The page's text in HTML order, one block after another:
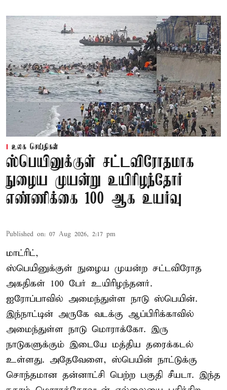
உலக செய்திகள்
ஸ்பெயினுக்குள் சட்டவிரோதமாக
நுழைய முயன்று உயிரிழந்தோர்
எண்ணிக்கை 100 ஆக உயர்வு
Published on: 07 Aug 2026, 2:17 pm
மாட்ரிட்,
ஸ்பெயினுக்குள் நுழைய முயன்ற சட்டவிரோத
அகதிகள் 100 பேர் உயிரிழந்தனர்.
ஐரோப்பாவில் அமைந்துள்ள நாடு ஸ்பெயின்.
இந்நாட்டின் அருகே வடக்கு ஆப்பிரிக்காவில்
அமைந்துள்ள நாடு மொராக்கோ. இரு
நாடுகளுக்கும் இடையே மத்திய தரைக்கடல்
உள்ளது. அதேவேளை, ஸ்பெயின் நாட்டுக்கு
சொந்தமான தன்னாட்சி பெற்ற பகுதி சீயடா. இந்த